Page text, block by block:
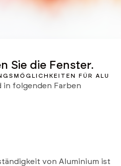
Sie die Fenster.
FÜR ALU
in folgenden Farben
von Aluminium ist